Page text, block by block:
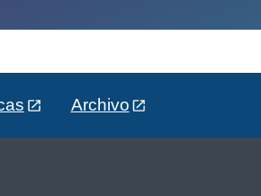
Archivo